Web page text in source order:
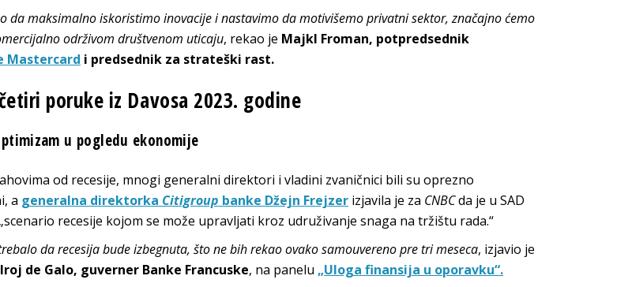
da maksimalno iskoristimo inovacije i nastavimo da motivišemo privatni sektor, značajno ćemo
održivom društvenom uticaju, rekao je Majkl Froman, potpredsednik
Mastercard i predsednik za strateški rast.
poruke iz Davosa 2023. godine
u pogledu ekonomije
od recesije, mnogi generalni direktori i vladini zvaničnici bili su oprezno
a generalna direktorka Citigroup banke Džejn Frejzer izjavila je za CNBCda je u SAD
recesije kojom se može upravljati kroz udruživanje snaga na tržištu rada.“
da recesija bude izbegnuta, što ne bih rekao ovako samouvereno pre tri meseca, izjavio je
de Galo, guverner Banke Francuske, na panelu „Uloga finansija u oporavku“.